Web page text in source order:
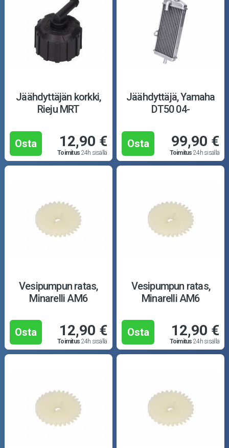
Jäähdyttäjän korkki,
Rieju MRT
Osta 12,90 €
Toimitus 24h sisällä
Jäähdyttäjä, Yamaha
DT50 04-
Osta 99,90 €
Toimitus 24h sisällä
Vesipumpun ratas,
Minarelli AM6
Osta 12,90 €
Toimitus 24h sisällä
Vesipumpun ratas,
Minarelli AM6
Osta 12,90 €
Toimitus 24h sisällä